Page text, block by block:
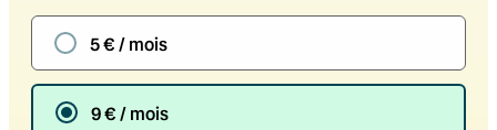
5 € / mois
9 € / mois